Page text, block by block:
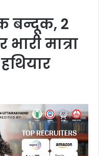
बन्दूक, 2
मात्रा